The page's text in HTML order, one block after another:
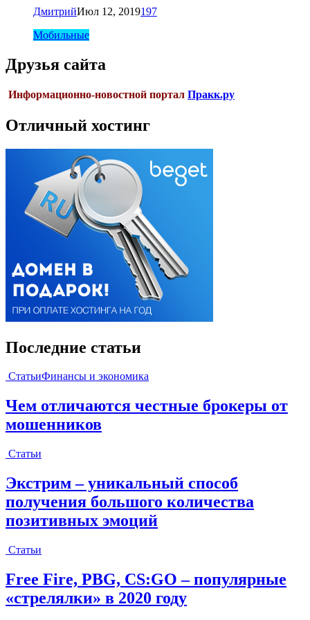
ДмитрийИюл 12, 2019197
Мобильные
Друзья сайта
Информационно-новостной портал Пракк.ру
Отличный хостинг
Последние статьи
СтатьиФинансы и экономика
Чем отличаются честные брокеры от
мошенников
Статьи
Экстрим – уникальный способ
получения большого количества
позитивных эмоций
Статьи
Free Fire, PBG, CS:GO – популярные
«стрелялки» в 2020 году